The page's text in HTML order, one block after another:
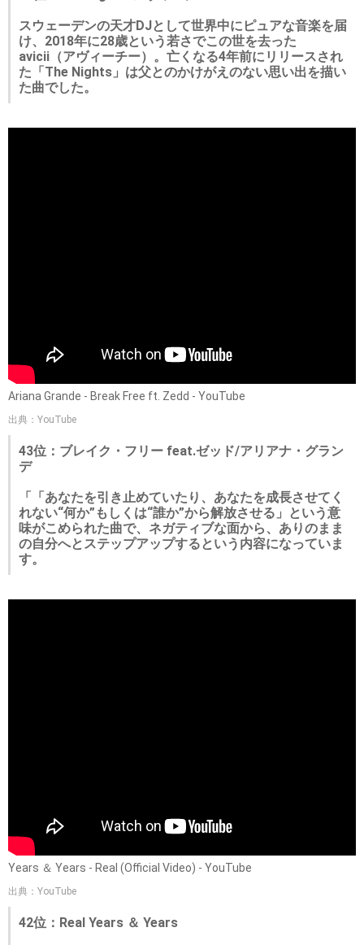
スウェーデンの天才DJとして世界中にピュアな音楽を届
け、2018年に28歳という若さでこの世を去った
avicii（アヴィーチー）。亡くなる4年前にリリースされ
た「The Nights」は父とのかけがえのない思い出を描い
た曲でした。
Ariana Grande - Break Free ft. Zedd - YouTube
出典：YouTube
43位：ブレイク・フリー feat.ゼッド/アリアナ・グラン
デ
「「あなたを引き止めていたり、あなたを成長させてく
れない“何か”もしくは“誰か”から解放させる」という意
味がこめられた曲で、ネガティブな面から、ありのまま
の自分へとステップアップするという内容になっていま
す。
Years ＆ Years - Real (Official Video) - YouTube
出典：YouTube
42位：Real Years ＆ Years